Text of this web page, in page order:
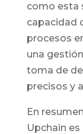
como esta
capacidad
procesos
una
toma de
precisos y
En
Upchain